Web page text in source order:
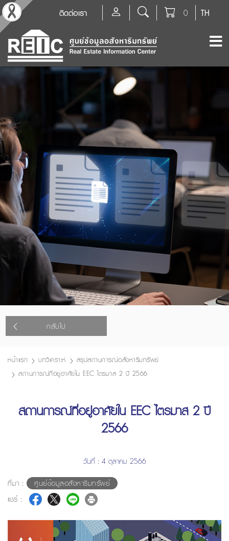
TH
0
ติดต่อเรา
กลับไป
หน้าแรก บทวิเคราะห์
สรุปสถานการณ์อสังหาริมทรัพย์
สถานการณ์ที่อยู่อาศัยใน EEC ไตรมาส 2 ปี 2566
สถานการณ์ที่อยู่อาศัยใน EEC ไตรมาส 2 ปี
2566
วันที่ : 4 ตุลาคม 2566
ที่มา :
ศูนย์ข้อมูลอสังหาริมทรัพย์
แชร์ :